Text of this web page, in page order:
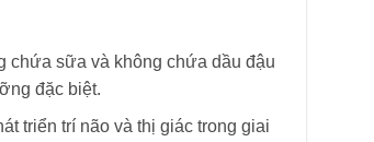
HÌNH THẬT
chứa sữa và không chứa dầu đậu
đặc biệt.
triển trí não và thị giác trong giai